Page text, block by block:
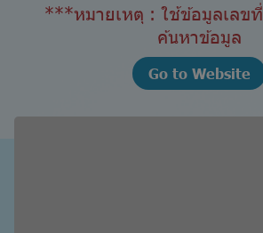
***หมายเหตุ : ใช้ข้อมูลเลขที่
ค้นหาข้อมูล
Go to Website